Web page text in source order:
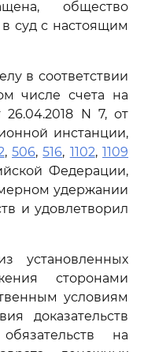
общество
суд с настоящим
в соответствии
числе счета на
26.04.2018 N 7, от
инстанции,
,506,516, 1102,1109
Федерации,
удержании
и удовлетворил
установленных
сторонами
условиям
доказательств
на